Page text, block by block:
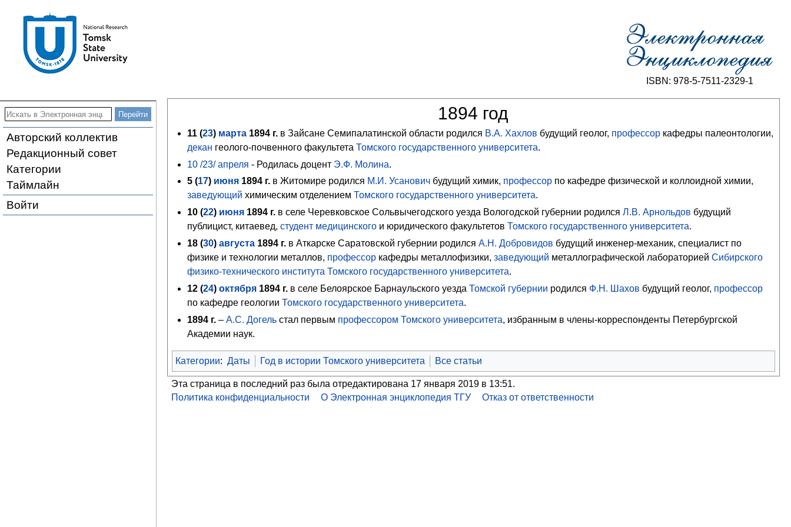
ISBN: 978-5-7511-2329-1
Авторский коллектив
Редакционный совет
Категории
Таймлайн
Войти
1894 год
11 (23) марта 1894г.в Зайсане Семипалатинской области родился В.А. Хахлов будущий геолог, профессоркафедры палеонтологии,
декан геолого-почвенного факультета Томского государственного университета.
10 /23/ апреля - Родилась доцент Э.Ф. Молина.
5 (17) июня 1894г.в Житомире родился М.И. Усановичбудущий химик, профессорпо кафедре физической и коллоидной химии,
заведующий химическим отделением Томского государственного университета.
10 (22) июня 1894г.в селе Черевковское Сольвычегодского уезда Вологодской губернии родился Л.В. Арнольдов будущий
публицист, китаевед, студент медицинскогои юридического факультетов Томского государственного университета.
18 (30) августа 1894г.в Аткарске Саратовской губернии родился А.Н. Добровидов будущий инженер-механик, специалист по
физике и технологии металлов, профессоркафедры металлофизики, заведующий металлографической лабораторией Сибирского
физико-технического института Томского государственного университета.
12 (24) октября 1894г.в селе Белоярское Барнаульского уезда Томской губернии родился Ф.Н. Шахов будущий геолог, профессор
по кафедре геологии Томского государственного университета.
1894г.– А.С. Догельстал первым профессором Томского университета, избранным в члены-корреспонденты Петербургской
Академии наук.
Категории: Даты Год в истории Томского университета Все статьи
Эта страница в последний раз была отредактирована 17 января 2019 в 13:51.
Политика конфиденциальности
О Электронная энциклопедия ТГУ Отказ от ответственности